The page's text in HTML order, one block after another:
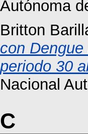
Autónoma
Britton
con
periodo 30
Nacional
C